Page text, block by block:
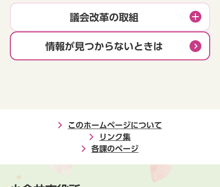
議会改革の取組
情報が見つからないときは
このホームページについて
リンク集
各課のページ